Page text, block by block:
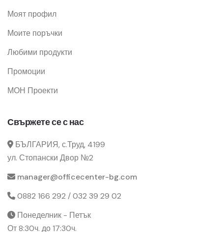
Моят профил
Моите поръчки
Любими продукти
Промоции
МОН Проекти
Свържете се с нас
БЪЛГАРИЯ, с.Труд, 4199
ул. Стопански Двор №2
manager@officecenter-bg.com
0882 166 292 / 032 39 29 02
Понеделник - Петък
От 8:30ч. до 17:30ч.